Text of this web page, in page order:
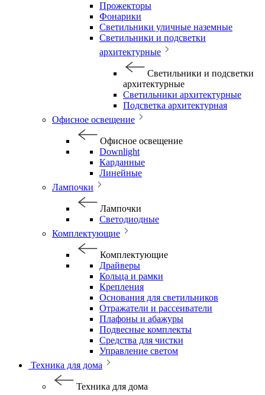
Прожекторы
Фонарики
Светильники уличные наземные
Светильники и подсветки
архитектурные
Светильники и подсветки
архитектурные
Светильники архитектурные
Подсветка архитектурная
Офисное освещение
Офисное освещение
Downlight
Карданные
Линейные
Лампочки
Лампочки
Светодиодные
Комплектующие
Комплектующие
Драйверы
Кольца и рамки
Крепления
Основания для светильников
Отражатели и рассеиватели
Плафоны и абажуры
Подвесные комплекты
Средства для чистки
Управление светом
Техника для дома
Техника для дома